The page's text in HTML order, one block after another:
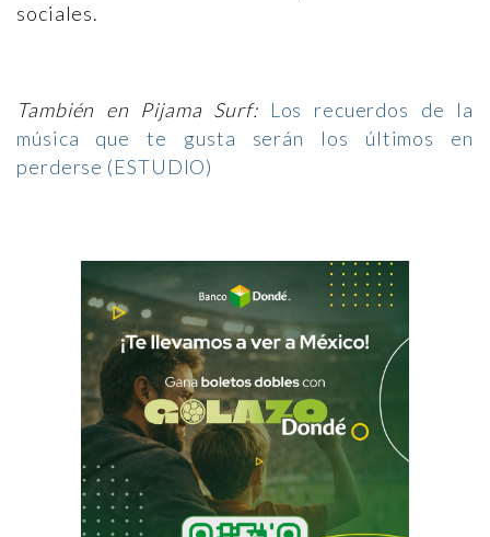
sociales.
También en Pijama Surf: Los recuerdos de la
música que te gusta serán los últimos en
perderse (ESTUDIO)